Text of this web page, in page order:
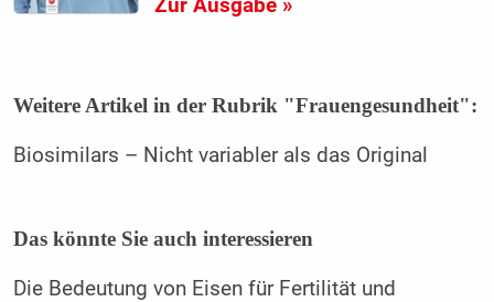
Zur Ausgabe »
Weitere Artikel in der Rubrik "Frauengesundheit":
Biosimilars – Nicht variabler als das Original
Das könnte Sie auch interessieren
Die Bedeutung von Eisen für Fertilität und